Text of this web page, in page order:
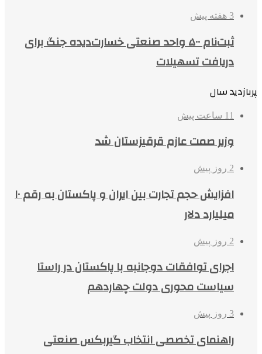
3 هفته پیش
ثبت‌نام ۵۰۰ واحد صنعتی خسارت‌دیده جنگ برای
دریافت تسهیلات
پربازدید سال
11 ساعت پیش
وزیر صمت عازم قرقیزستان شد
2 روز پیش
افزایش حجم تجارت بین ایران و پاکستان به رقم ۱۰
میلیارد دلار
2 روز پیش
اجرای توافقات دوجانبه با پاکستان در راستا
سیاست محوری دولت چهاردهم
3 روز پیش
راهنمای تخصصی انتخاب گیربکس صنعتی